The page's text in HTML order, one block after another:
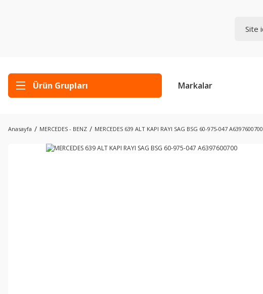
Ürün Grupları Markalar
Anasayfa MERCEDES - BENZ MERCEDES 639 ALT KAPI RAYI SAG BSG 60-975-047 A6397600700